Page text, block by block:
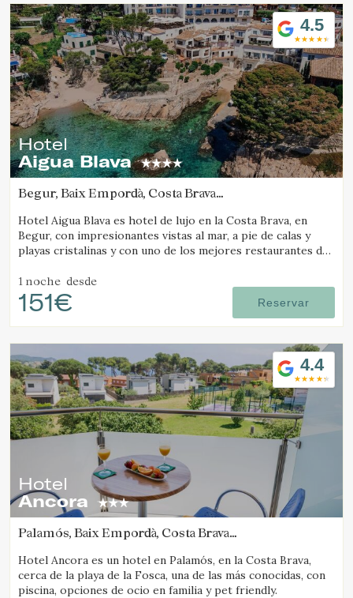
4.5
Hotel
Aigua Blava
Begur, Baix Empordà, Costa Brava
Hotel Aigua Blava es hotel de lujo en la Costa Brava, en
Begur, con impresionantes vistas al mar, a pie de calas y
playas cristalinas y con uno de los mejores restaurantes de
1 noche desde
151€ Reservar
4.4
Hotel
Ancora
Palamós, Baix Empordà, Costa Brava
Hotel Ancora es un hotel en Palamós, en la Costa Brava,
cerca de la playa de la Fosca, una de las más conocidas, con
piscina, opciones de ocio en familia y pet friendly.